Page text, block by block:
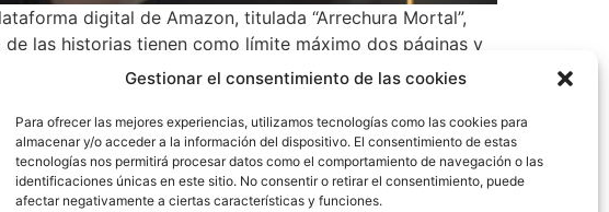
Gestionar el consentimiento de las cookies
Para ofrecer las mejores experiencias, utilizamos tecnologías como las cookies para
almacenar y/o acceder a la información del dispositivo. El consentimiento de estas
tecnologías nos permitirá procesar datos como el comportamiento de navegación o las
identificaciones únicas en este sitio. No consentir o retirar el consentimiento, puede
afectar negativamente a ciertas características y funciones.
digital de Amazon, titulada “Arrechura Mortal”,
las historias tienen como límite máximo dos páginas y
como comunicador social o sencillamente que
y Estados Unidos, siendo los primeros dos países
Mortal, el autor panameño suma La Bruja de
de la Muerte y La Casa Pifiosa (en cuarentena todo
(TVN) el canal 2 de televisión, en la emisora KW
embajada de Panamá en Colombia.